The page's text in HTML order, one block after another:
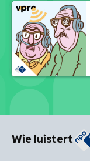
Wie luistert